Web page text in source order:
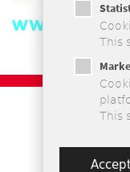
This
This